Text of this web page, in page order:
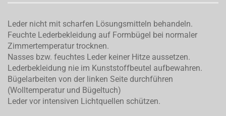
Leder nicht mit scharfen Lösungsmitteln behandeln.
Feuchte Lederbekleidung auf Formbügel bei normaler
Zimmertemperatur trocknen.
Nasses bzw. feuchtes Leder keiner Hitze aussetzen.
Lederbekleidung nie im Kunststoffbeutel aufbewahren.
Bügelarbeiten von der linken Seite durchführen
(Wolltemperatur und Bügeltuch)
Leder vor intensiven Lichtquellen schützen.